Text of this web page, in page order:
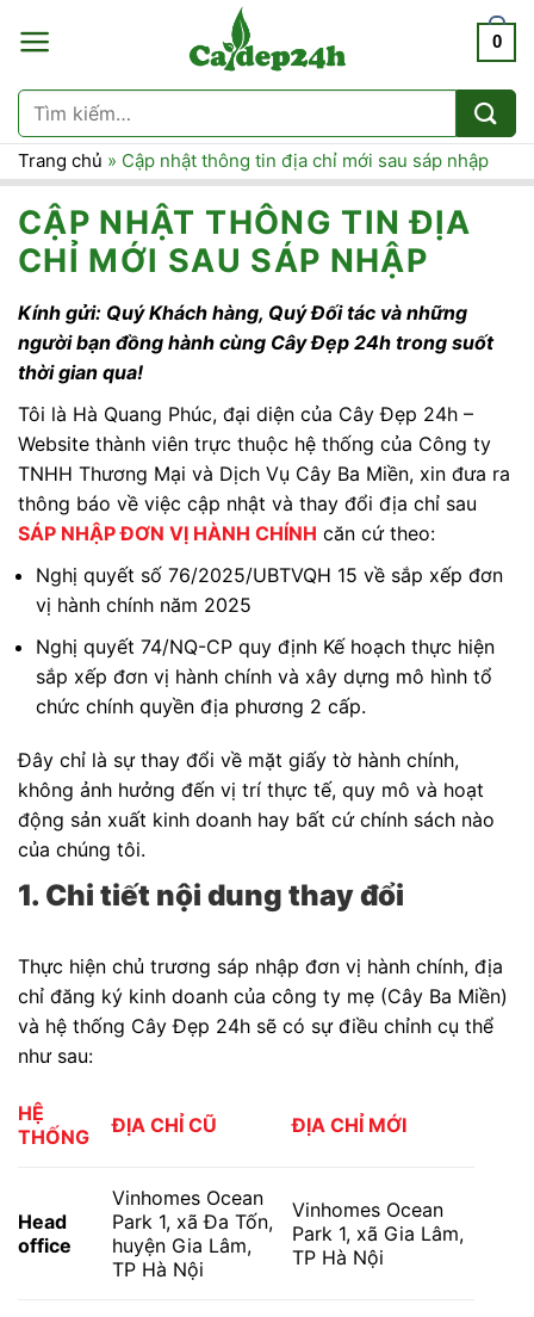
đến
dung
0
Tìm
kiếm:
Trang chủ » Cập nhật thông tin địa chỉ mới sau sáp nhập
CẬP NHẬT THÔNG TIN ĐỊA
CHỈ MỚI SAU SÁP NHẬP
Kính gửi: Quý Khách hàng, Quý Đối tác và những
người bạn đồng hành cùng Cây Đẹp 24h trong suốt
thời gian qua!
Tôi là Hà Quang Phúc, đại diện của Cây Đẹp 24h –
Website thành viên trực thuộc hệ thống của Công ty
TNHH Thương Mại và Dịch Vụ Cây Ba Miền, xin đưa ra
thông báo về việc cập nhật và thay đổi địa chỉ sau
SÁP NHẬP ĐƠN VỊ HÀNH CHÍNH căn cứ theo:
Nghị quyết số 76/2025/UBTVQH 15 về sắp xếp đơn
vị hành chính năm 2025
Nghị quyết 74/NQ-CP quy định Kế hoạch thực hiện
sắp xếp đơn vị hành chính và xây dựng mô hình tổ
chức chính quyền địa phương 2 cấp.
Đây chỉ là sự thay đổi về mặt giấy tờ hành chính,
không ảnh hưởng đến vị trí thực tế, quy mô và hoạt
động sản xuất kinh doanh hay bất cứ chính sách nào
của chúng tôi.
1. Chi tiết nội dung thay đổi
Thực hiện chủ trương sáp nhập đơn vị hành chính, địa
chỉ đăng ký kinh doanh của công ty mẹ (Cây Ba Miền)
và hệ thống Cây Đẹp 24h sẽ có sự điều chỉnh cụ thể
như sau:
HỆ
THỐNG
ĐỊA CHỈ CŨ ĐỊA CHỈ MỚI
Head
office
Vinhomes Ocean
Park 1, xã Đa Tốn,
huyện Gia Lâm,
TP Hà Nội
Vinhomes Ocean
Park 1, xã Gia Lâm,
TP Hà Nội